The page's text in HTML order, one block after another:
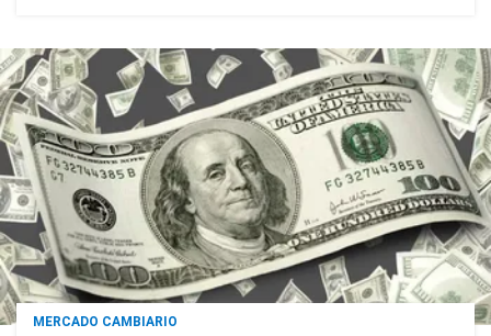
MERCADO CAMBIARIO